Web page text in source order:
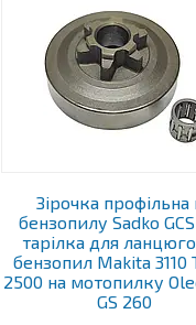
Зірочка профільна
бензопилу Sadko
тарілка для
бензопил Makita 3110
2500 на мотопилку
GS 260